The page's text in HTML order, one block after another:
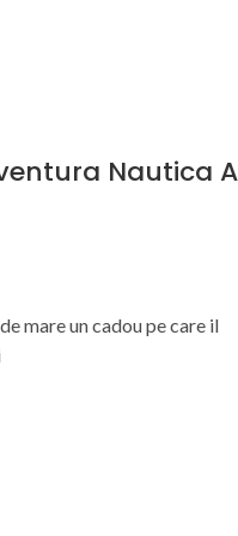
Nautica A
mare un cadou pe care il